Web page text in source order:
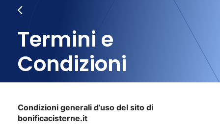
Termini e
Condizioni
Condizioni generali d’uso del sito di
bonificacisterne.it